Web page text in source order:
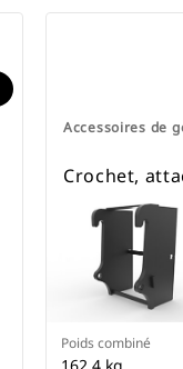
Accessoires de
Crochet,
Poids combiné